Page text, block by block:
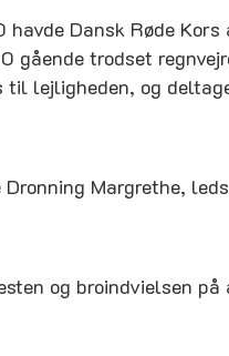
Dansk Røde
gående trodset
lejligheden, og
Dronning Margrethe,
og broindvielsen på